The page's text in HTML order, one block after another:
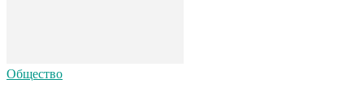
Общество